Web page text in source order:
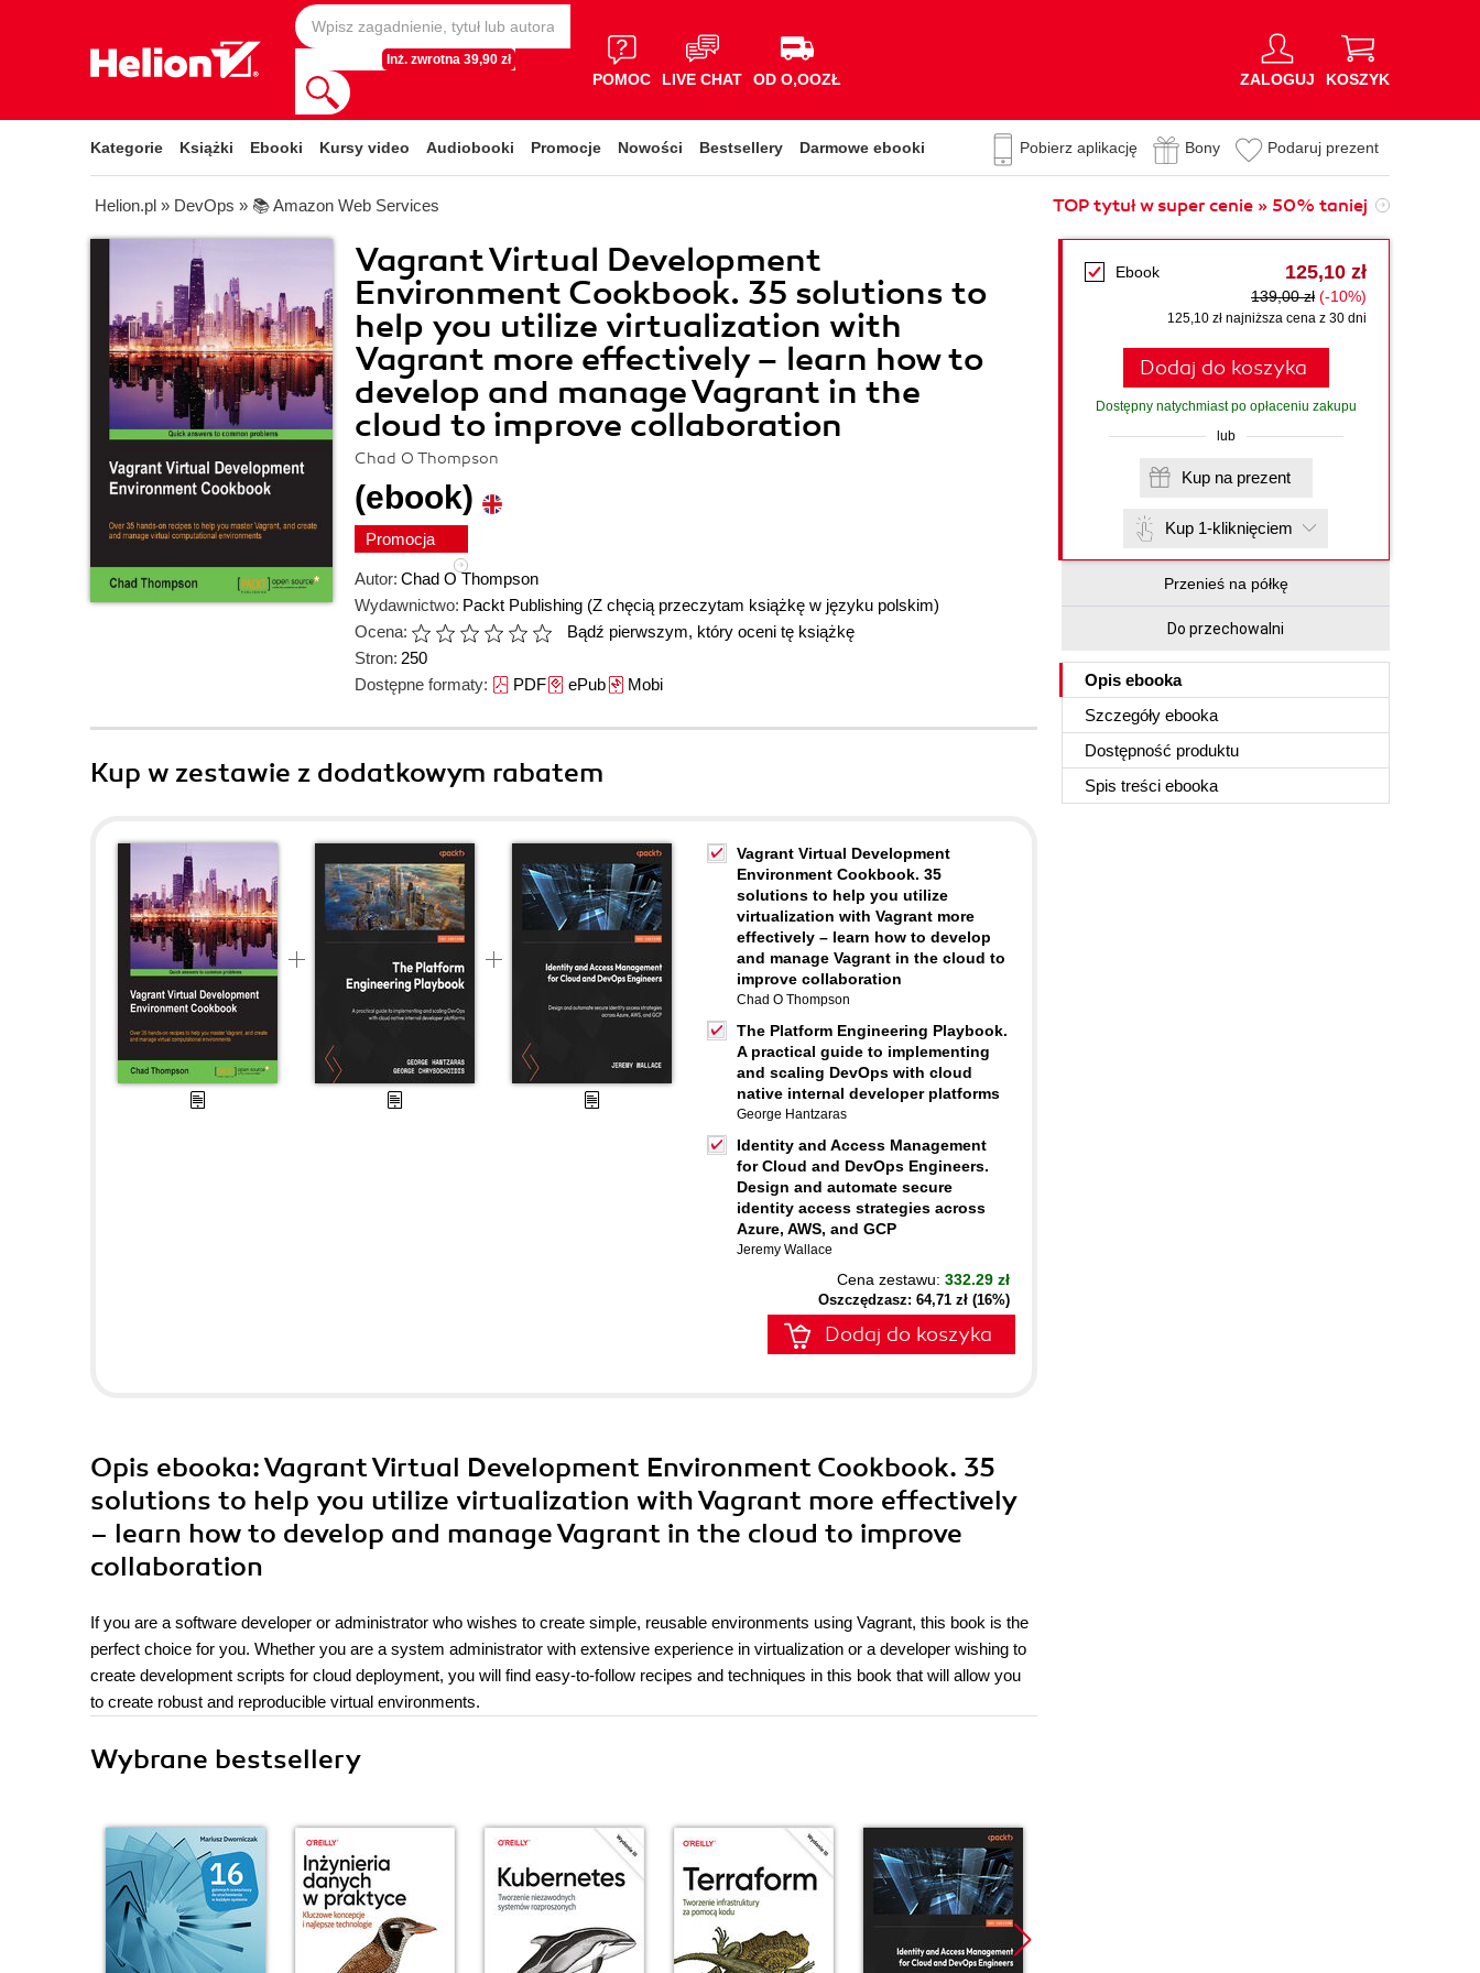
Inż. zwrotna 39,90 zł
POMOC LIVE CHAT OD O,OOZŁ ZALOGUJ KOSZYK
Kategorie Książki Ebooki Kursy video Audiobooki Promocje Nowości Bestsellery Darmowe ebooki Pobierz aplikację Bony Podaruj prezent
Helion.pl » DevOps » 📚 Amazon Web Services TOP tytuł w super cenie » 50% taniej
Vagrant Virtual Development
Environment Cookbook. 35 solutions to
help you utilize virtualization with
Vagrant more effectively – learn how to
develop and manage Vagrant in the
cloud to improve collaboration
Chad O Thompson
(ebook)
Promocja
Autor: Chad O Thompson
Wydawnictwo: Packt Publishing (Z chęcią przeczytam książkę w języku polskim)
Ocena:
Bądź pierwszym, który oceni tę książkę
Stron: 250
Dostępne formaty: PDFePubMobi
Ebook 125,10 zł
139,00 zł (-10%)
125,10 zł najniższa cena z 30 dni
Dodaj do koszyka
Dostępny natychmiast po opłaceniu zakupu
lub
Kup na prezent
Kup 1-kliknięciem
Przenieś na półkę
Do przechowalni
Opis ebooka
Szczegóły ebooka
Dostępność produktu
Spis treści ebooka
Kup w zestawie z dodatkowym rabatem
Vagrant Virtual Development
Environment Cookbook. 35
solutions to help you utilize
virtualization with Vagrant more
effectively – learn how to develop
and manage Vagrant in the cloud to
improve collaboration
Chad O Thompson
The Platform Engineering Playbook.
A practical guide to implementing
and scaling DevOps with cloud
native internal developer platforms
George Hantzaras
Identity and Access Management
for Cloud and DevOps Engineers.
Design and automate secure
identity access strategies across
Azure, AWS, and GCP
Jeremy Wallace
Cena zestawu: 332.29 zł
Oszczędzasz: 64,71 zł (16%)
Dodaj do koszyka
Opis ebooka: Vagrant Virtual Development Environment Cookbook. 35
solutions to help you utilize virtualization with Vagrant more effectively
– learn how to develop and manage Vagrant in the cloud to improve
collaboration
If you are a software developer or administrator who wishes to create simple, reusable environments using Vagrant, this book is the
perfect choice for you. Whether you are a system administrator with extensive experience in virtualization or a developer wishing to
create development scripts for cloud deployment, you will find easy-to-follow recipes and techniques in this book that will allow you
to create robust and reproducible virtual environments.
Wybrane bestsellery